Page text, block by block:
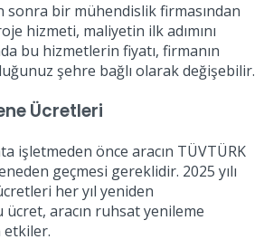
sonra bir mühendislik firmasından
hizmeti, maliyetin ilk adımını
bu hizmetlerin fiyatı, firmanın
şehre bağlı olarak değişebilir.
Ücretleri
işletmeden önce aracın TÜVTÜRK
geçmesi gereklidir. 2025 yılı
her yıl yeniden
aracın ruhsat yenileme
etkiler.